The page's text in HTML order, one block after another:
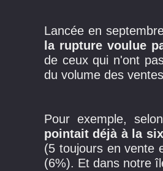
Lancée en
la rupture voulue
de ceux qui n'ont
du volume des
Pour exemple,
pointait déjà à la
(5 toujours en vente
(6%). Et dans notre